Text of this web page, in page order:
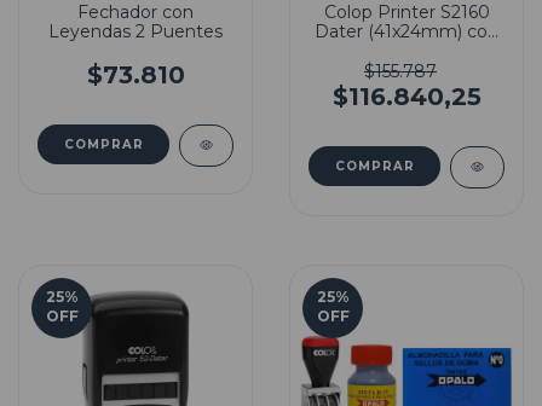
Fechador con
Leyendas 2 Puentes
$73.810
Colop Printer S2160
Dater (41x24mm) con
$155.787
$116.840,25
25%
OFF
25%
OFF